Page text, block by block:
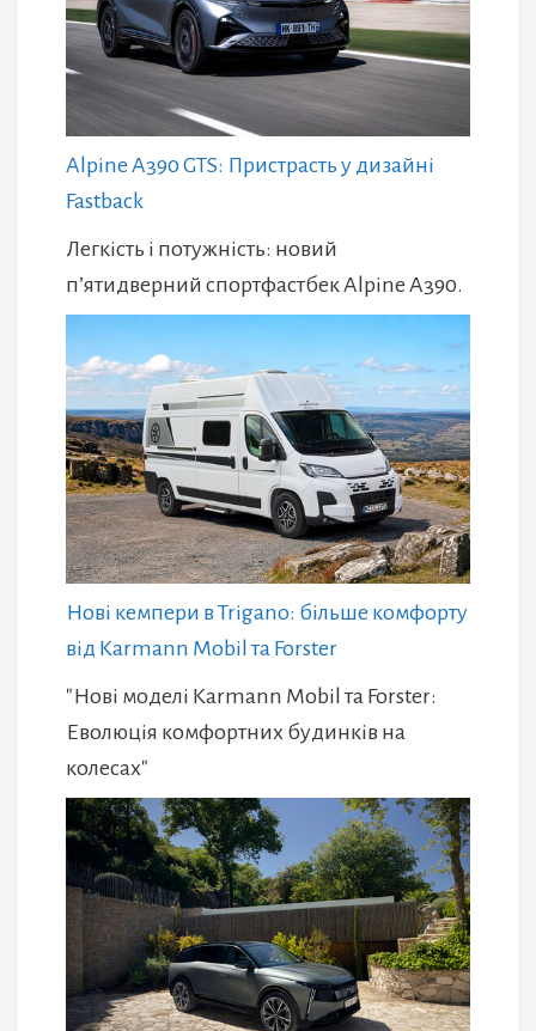
Alpine A390 GTS: Пристрасть у дизайні
Fastback
Легкість і потужність: новий
п’ятидверний спортфастбек Alpine A390.
Нові кемпери в Trigano: більше комфорту
від Karmann Mobil та Forster
"Нові моделі Karmann Mobil та Forster:
Еволюція комфортних будинків на
колесах"